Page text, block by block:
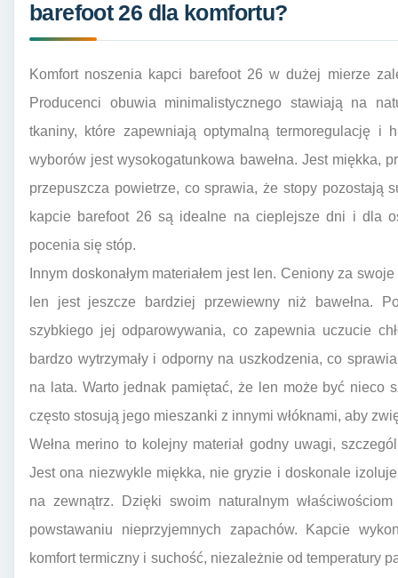
barefoot 26 dla komfortu?
Komfort noszenia kapci barefoot 26 w dużej mierze
Producenci obuwia minimalistycznego stawiają na
tkaniny, które zapewniają optymalną termoregulację i
wyborów jest wysokogatunkowa bawełna. Jest miękka,
przepuszcza powietrze, co sprawia, że stopy pozostają
kapcie barefoot 26 są idealne na cieplejsze dni i dla
pocenia się stóp.
Innym doskonałym materiałem jest len. Ceniony za
len jest jeszcze bardziej przewiewny niż bawełna.
szybkiego jej odparowywania, co zapewnia uczucie
bardzo wytrzymały i odporny na uszkodzenia, co
na lata. Warto jednak pamiętać, że len może być nieco
często stosują jego mieszanki z innymi włóknami, aby
Wełna merino to kolejny materiał godny uwagi,
Jest ona niezwykle miękka, nie gryzie i doskonale
na zewnątrz. Dzięki swoim naturalnym
powstawaniu nieprzyjemnych zapachów. Kapcie
komfort termiczny i suchość, niezależnie od temperatury